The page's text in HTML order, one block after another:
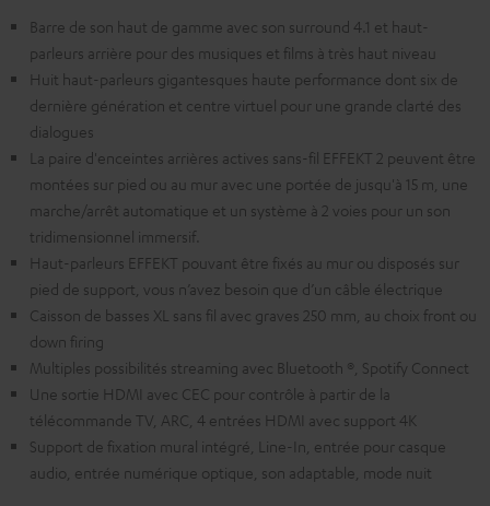
Barre de son haut de gamme avec son surround 4.1 et haut-
parleurs arrière pour des musiques et films à très haut niveau
Huit haut-parleurs gigantesques haute performance dont six de
dernière génération et centre virtuel pour une grande clarté des
dialogues
La paire d'enceintes arrières actives sans-fil EFFEKT 2 peuvent être
montées sur pied ou au mur avec une portée de jusqu'à 15 m, une
marche/arrêt automatique et un système à 2 voies pour un son
tridimensionnel immersif.
Haut-parleurs EFFEKT pouvant être fixés au mur ou disposés sur
pied de support, vous n’avez besoin que d’un câble électrique
Caisson de basses XL sans fil avec graves 250 mm, au choix front ou
down firing
Multiples possibilités streaming avec Bluetooth ®, Spotify Connect
Une sortie HDMI avec CEC pour contrôle à partir de la
télécommande TV, ARC, 4 entrées HDMI avec support 4K
Support de fixation mural intégré, Line-In, entrée pour casque
audio, entrée numérique optique, son adaptable, mode nuit